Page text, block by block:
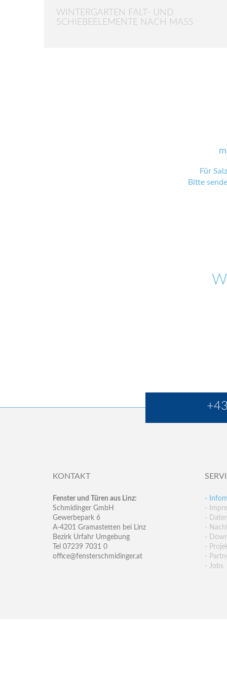
WINTERGARTEN FALT- UND
SCHIEBEELEMENTE NACH MASS
Für
Bitte
KONTAKT
Fenster und Türen aus Linz:
Schmidinger GmbH
Gewerbepark 6
A-4201 Gramastetten bei Linz
Bezirk Urfahr Umgebung
Tel 07239 7031 0
office@fensterschmidinger.at
-
-
-
-
-
-
-
- Jobs